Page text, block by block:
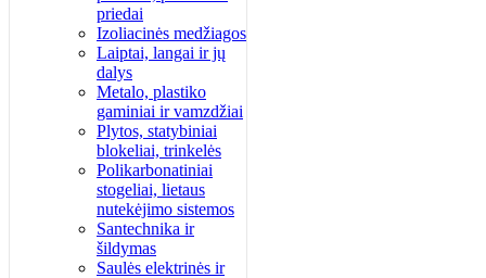
priedai
Izoliacinės medžiagos
Laiptai, langai ir jų
dalys
Metalo, plastiko
gaminiai ir vamzdžiai
Plytos, statybiniai
blokeliai, trinkelės
Polikarbonatiniai
stogeliai, lietaus
nutekėjimo sistemos
Santechnika ir
šildymas
Saulės elektrinės ir